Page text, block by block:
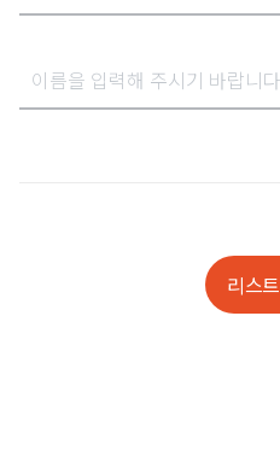
가사상속분쟁
개인정보 조사대응 및 분쟁리스트